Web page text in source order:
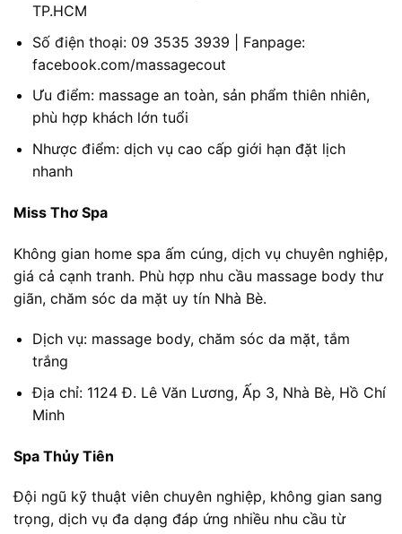
TP.HCM
Số điện thoại: 09 3535 3939 | Fanpage:
facebook.com/massagecout
Ưu điểm: massage an toàn, sản phẩm thiên nhiên,
phù hợp khách lớn tuổi
Nhược điểm: dịch vụ cao cấp giới hạn đặt lịch
nhanh
Miss Thơ Spa
Không gian home spa ấm cúng, dịch vụ chuyên nghiệp,
giá cả cạnh tranh. Phù hợp nhu cầu massage body thư
giãn, chăm sóc da mặt uy tín Nhà Bè.
Dịch vụ: massage body, chăm sóc da mặt, tắm
trắng
Địa chỉ: 1124 Đ. Lê Văn Lương, Ấp 3, Nhà Bè, Hồ Chí
Minh
Spa Thủy Tiên
Đội ngũ kỹ thuật viên chuyên nghiệp, không gian sang
trọng, dịch vụ đa dạng đáp ứng nhiều nhu cầu từ